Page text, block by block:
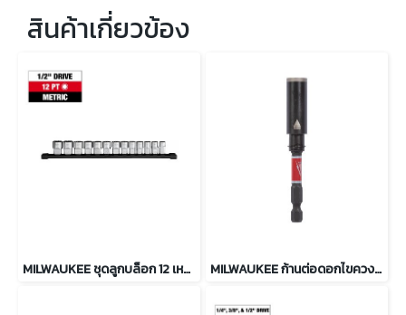
สินค้าเกี่ยวข้อง
MILWAUKEE ชุดลูกบล็อก 12 เหลี่ยม 13 ชิ้น แกน 1/2" ระบบมิล รุ่น 48-22-9522 MILWAUKEE ก้านต่อดอกไขควงแม่เหล็ก SHOCKWAVE 75 มม. รุ่น 4932500396